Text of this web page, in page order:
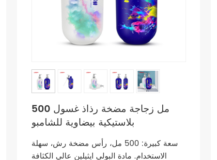
500 مل زجاجة مضخة رذاذ غسول
بلاستيكية بيضاوية للشامبو
سعة كبيرة: 500 مل، رأس مضخة رش، سهلة
الاستخدام. مادة البولي ايثيلين عالي الكثافة